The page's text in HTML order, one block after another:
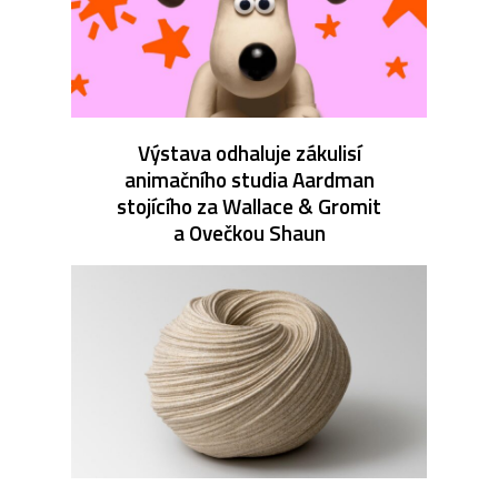
Výstava odhaluje zákulisí
animačního studia Aardman
stojícího za Wallace & Gromit
a Ovečkou Shaun